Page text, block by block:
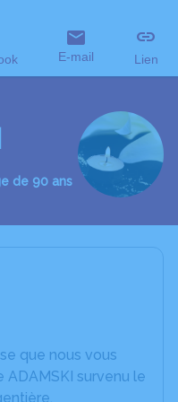
E-mail Lien
de 90 ans
que nous vous
survenu le